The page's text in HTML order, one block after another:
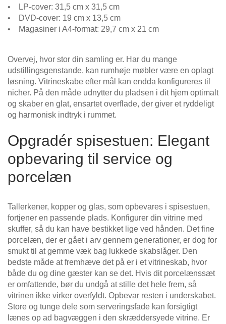
• LP-cover: 31,5 cm x 31,5 cm
• DVD-cover: 19 cm x 13,5 cm
• Magasiner i A4-format: 29,7 cm x 21 cm
Overvej, hvor stor din samling er. Har du mange
udstillingsgenstande, kan rumhøje møbler være en oplagt
løsning. Vitrineskabe efter mål kan endda konfigureres til
nicher. På den måde udnytter du pladsen i dit hjem optimalt
og skaber en glat, ensartet overflade, der giver et ryddeligt
og harmonisk indtryk i rummet.
Opgradér spisestuen: Elegant
opbevaring til service og
porcelæn
Tallerkener, kopper og glas, som opbevares i spisestuen,
fortjener en passende plads. Konfigurer din vitrine med
skuffer, så du kan have bestikket lige ved hånden. Det fine
porcelæn, der er gået i arv gennem generationer, er dog for
smukt til at gemme væk bag lukkede skabslåger. Den
bedste måde at fremhæve det på er i et vitrineskab, hvor
både du og dine gæster kan se det. Hvis dit porcelænssæt
er omfattende, bør du undgå at stille det hele frem, så
vitrinen ikke virker overfyldt. Opbevar resten i underskabet.
Store og tunge dele som serveringsfade kan forsigtigt
lænes op ad bagvæggen i den skræddersyede vitrine. Er